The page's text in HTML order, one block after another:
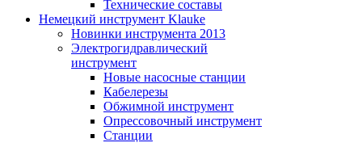
Технические составы
Немецкий инструмент Klauke
Новинки инструмента 2013
Электрогидравлический
инструмент
Новые насосные станции
Кабелерезы
Обжимной инструмент
Опрессовочный инструмент
Станции